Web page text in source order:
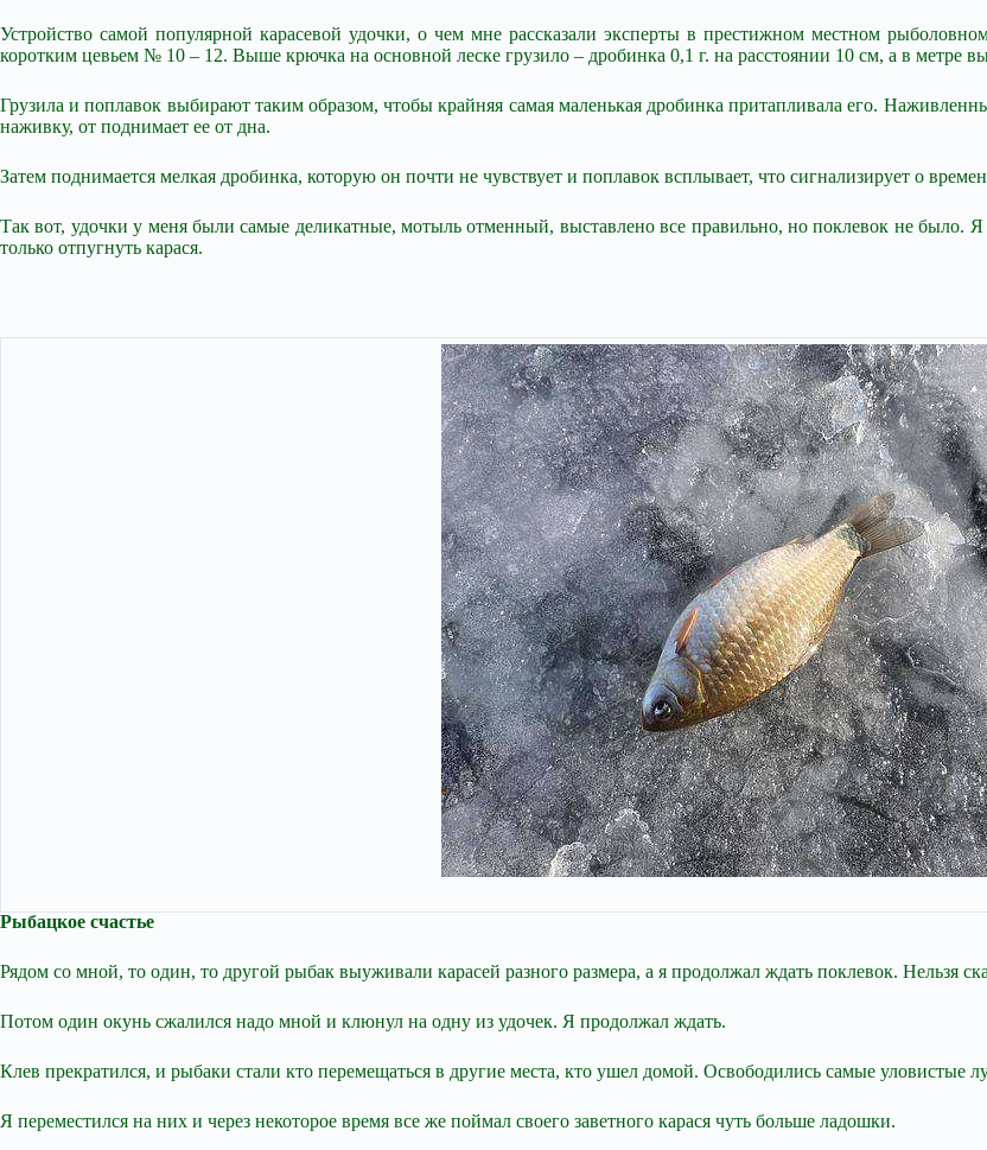
Устройство самой популярной карасевой удочки, о чем мне рассказали эксперты в престижном местном
коротким цевьем № 10 – 12. Выше крючка на основной леске грузило – дробинка 0,1 г. на расстоянии 10 см, а в метре
Грузила и поплавок выбирают таким образом, чтобы крайняя самая маленькая дробинка притапливала его.
наживку, от поднимает ее от дна.
Затем поднимается мелкая дробинка, которую он почти не чувствует и поплавок всплывает, что сигнализирует о
Так вот, удочки у меня были самые деликатные, мотыль отменный, выставлено все правильно, но поклевок не
только отпугнуть карася.
Рыбацкое счастье
Рядом со мной, то один, то другой рыбак выуживали карасей разного размера, а я продолжал ждать поклевок. Нельзя
Потом один окунь сжалился надо мной и клюнул на одну из удочек. Я продолжал ждать.
Клев прекратился, и рыбаки стали кто перемещаться в другие места, кто ушел домой. Освободились самые уловистые
Я переместился на них и через некоторое время все же поймал своего заветного карася чуть больше ладошки.